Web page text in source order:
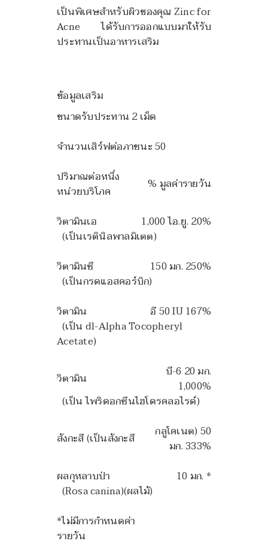
เป็นพิเศษสำหรับผิวของคุณ Zinc for
Acne ได้รับการออกแบบมาให้รับ
ประทานเป็นอาหารเสริม
ข้อมูลเสริม
ขนาดรับประทาน 2 เม็ด
จำนวนเสิร์ฟต่อภาชนะ 50
ปริมาณต่อหนึ่ง
หน่วยบริโภค
% มูลค่ารายวัน
วิตามินเอ
1,000 ไอ.ยู. 20%
(เป็นเรตินิลพาลมิเตต)
วิตามินซี
150 มก. 250%
(เป็นกรดแอสคอร์บิก)
วิตามิน
อี 50 IU 167%
(เป็น dl-Alpha Tocopheryl
Acetate)
วิตามิน
บี-6 20 มก.
1,000%
(เป็น ไพริดอกซีนไฮโดรคลอไรด์)
สังกะสี (เป็นสังกะสี
กลูโคเนต) 50
มก. 333%
ผลกุหลาบป่า
10 มก. *
(Rosa canina)(ผลไม้)
*ไม่มีการกำหนดค่า
รายวัน